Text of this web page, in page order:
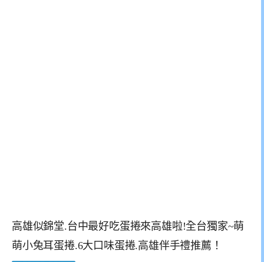
高雄似錦堂.台中最好吃蛋捲來高雄啦!全台獨家~萌
萌小兔耳蛋捲.6大口味蛋捲.高雄伴手禮推薦！